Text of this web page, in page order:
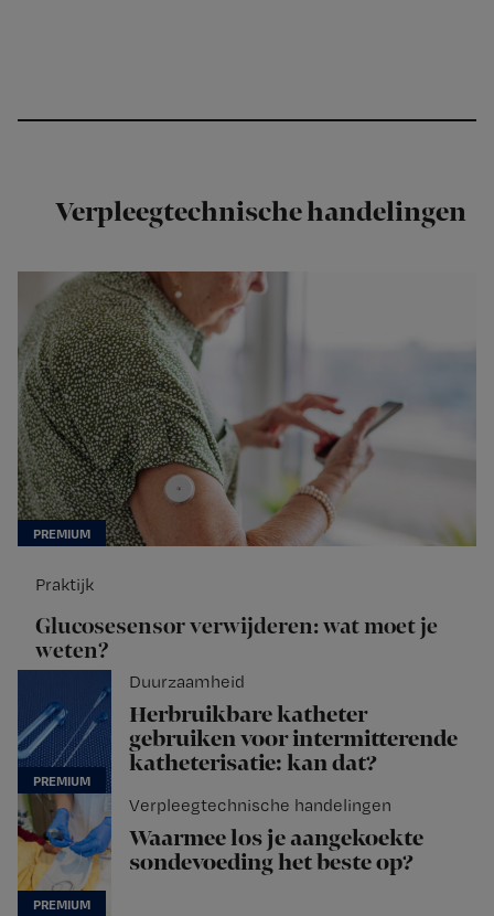
Verpleegtechnische handelingen
Praktijk
Glucosesensor verwijderen: wat moet je
weten?
Duurzaamheid
Herbruikbare katheter
gebruiken voor intermitterende
katheterisatie: kan dat?
Verpleegtechnische handelingen
Waarmee los je aangekoekte
sondevoeding het beste op?